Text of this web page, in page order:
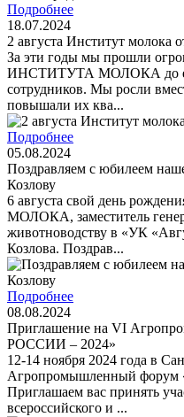
Подробнее
18.07.2024
2 августа Институт молока
За эти годы мы прошли
ИНСТИТУТА МОЛОКА до
сотрудников. Мы росли
повышали их ква...
Подробнее
05.08.2024
Поздравляем с юбилеем
Козлову
6 августа свой день
МОЛОКА, заместитель
животноводству в «УК
Козлова. Поздрав...
Подробнее
08.08.2024
Приглашение на VI
РОССИИ – 2024»
12-14 ноября 2024 года в
Агропромышленный
Приглашаем вас принять
всероссийского и ...